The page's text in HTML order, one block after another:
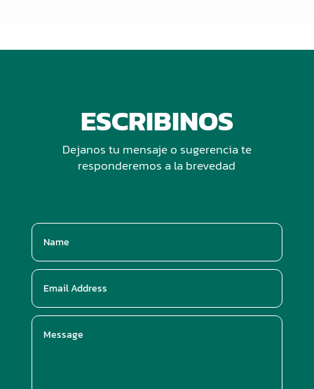
ESCRIBINOS
Dejanos tu mensaje o sugerencia te
responderemos a la brevedad